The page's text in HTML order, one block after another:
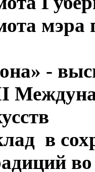
мэра
-
в